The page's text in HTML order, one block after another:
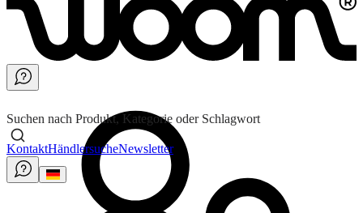
Suchen nach Produkt, Kategorie oder Schlagwort
KontaktHändlersucheNewsletter